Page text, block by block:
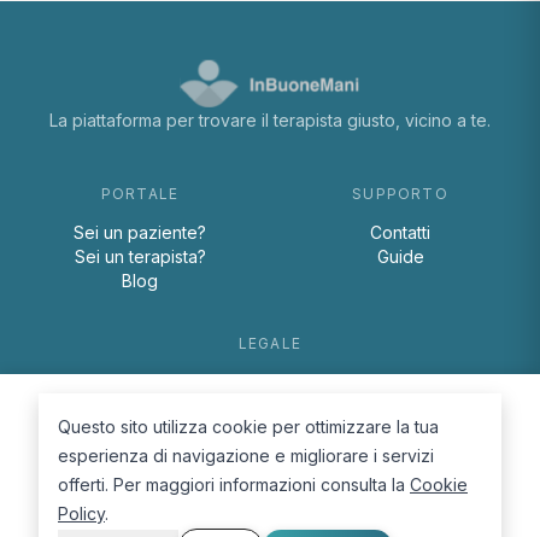
La piattaforma per trovare il terapista giusto, vicino a te.
PORTALE
Sei un paziente?
Sei un terapista?
Blog
SUPPORTO
Contatti
Guide
LEGALE
Cookie Policy
Questo sito utilizza cookie per ottimizzare la tua
esperienza di navigazione e migliorare i servizi
offerti. Per maggiori informazioni consulta la Cookie
Policy.